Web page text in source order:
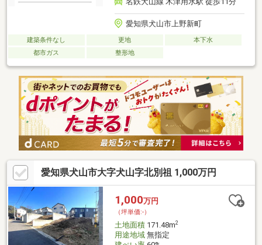
愛知県犬山市上野新町
建築条件なし 更地
本下水
都市ガス
整形地
愛知県犬山市大字犬山字北別祖 1,000万円
1,000万円
（坪単価:-）
土地面積171.48m2
用途地域無指定